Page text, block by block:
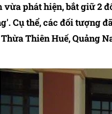
vừa phát hiện, bắt giữ 2
Cụ thể, các đối tượng
Thiên Huế, Quảng